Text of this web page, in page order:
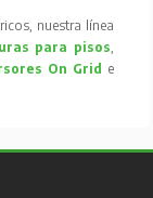
nuestra línea
para pisos,
On Grid e